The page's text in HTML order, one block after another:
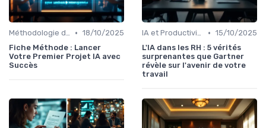
Méthodologie de déploiement IA • 18/10/2025
Fiche Méthode : Lancer
Votre Premier Projet IA avec
Succès
IA et Productivité • 15/10/2025
L'IA dans les RH : 5 vérités
surprenantes que Gartner
révèle sur l'avenir de votre
travail